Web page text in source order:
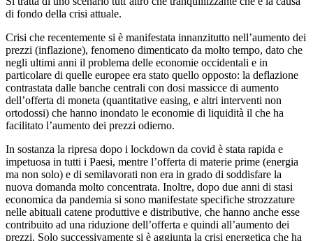
di fondo della crisi attuale.
Crisi che recentemente si è manifestata innanzitutto nell’aumento dei
prezzi (inflazione), fenomeno dimenticato da molto tempo, dato che
negli ultimi anni il problema delle economie occidentali e in
particolare di quelle europee era stato quello opposto: la deflazione
contrastata dalle banche centrali con dosi massicce di aumento
dell’offerta di moneta (quantitative easing, e altri interventi non
ortodossi) che hanno inondato le economie di liquidità il che ha
facilitato l’aumento dei prezzi odierno.
In sostanza la ripresa dopo i lockdown da covid è stata rapida e
impetuosa in tutti i Paesi, mentre l’offerta di materie prime (energia
ma non solo) e di semilavorati non era in grado di soddisfare la
nuova domanda molto concentrata. Inoltre, dopo due anni di stasi
economica da pandemia si sono manifestate specifiche strozzature
nelle abituali catene produttive e distributive, che hanno anche esse
contribuito ad una riduzione dell’offerta e quindi all’aumento dei
prezzi. Solo successivamente si è aggiunta la crisi energetica che ha